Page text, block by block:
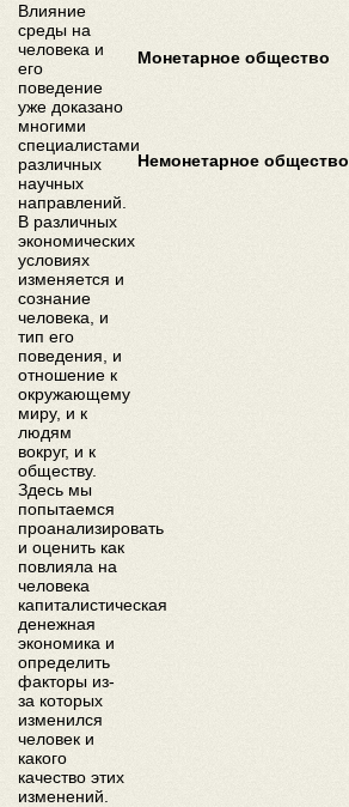
Влияние
среды на
человека и
его
поведение
уже доказано
многими
специалистами
различных
научных
направлений.
В различных
экономических
условиях
изменяется и
сознание
человека, и
тип его
поведения, и
отношение к
окружающему
миру, и к
людям
вокруг, и к
обществу.
Здесь мы
попытаемся
проанализировать
и оценить как
повлияла на
человека
капиталистическая
денежная
экономика и
определить
факторы из-
за которых
изменился
человек и
какого
качество этих
изменений.
Монетарное общество
Немонетарное общество